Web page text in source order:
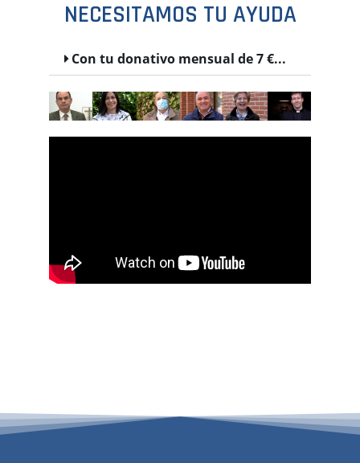
NECESITAMOS TU AYUDA
Con tu donativo mensual de 7 €...